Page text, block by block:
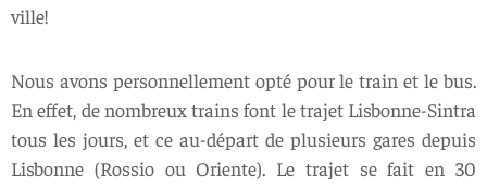
ville!
Nous avons personnellement opté pour le train et le bus.
En effet, de nombreux trains font le trajet Lisbonne-Sintra
tous les jours, et ce au-départ de plusieurs gares depuis
Lisbonne (Rossio ou Oriente). Le trajet se fait en 30